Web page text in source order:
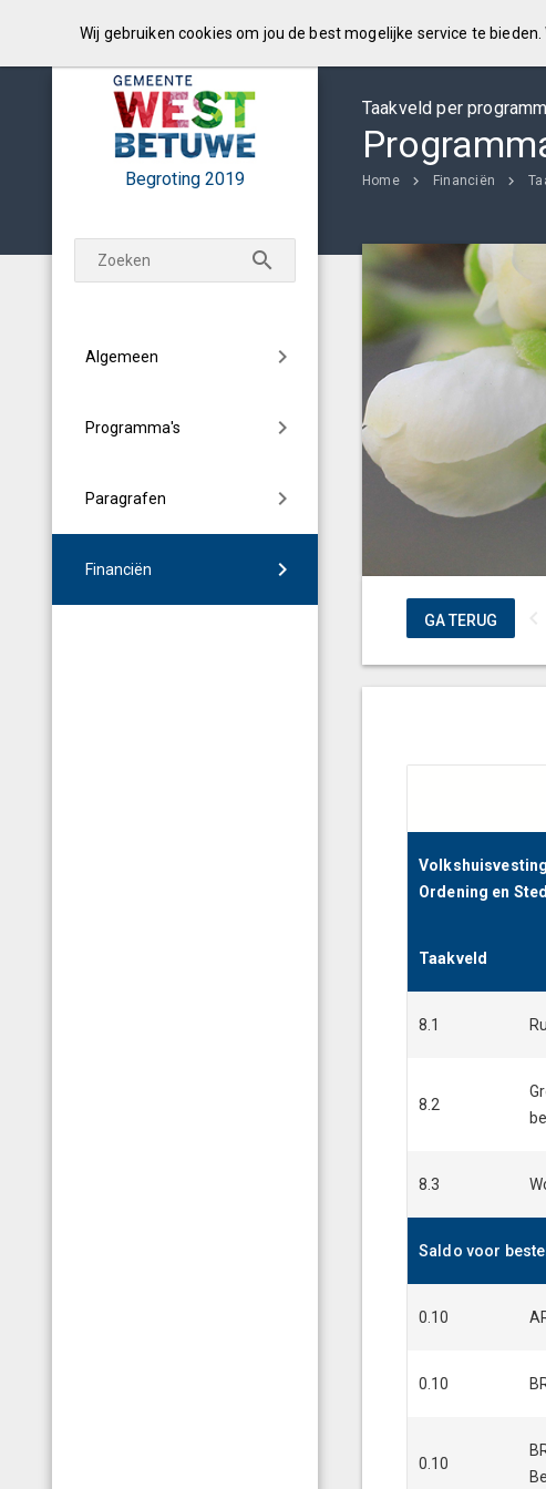
Begroting 2019
Algemeen
Programma's
Paragrafen
Financiën
Taakveld per
Home Financiën
Ordening en
Taakveld
8.1
8.2
8.3
Saldo voor
0.10
0.10
0.10
Wij gebruiken cookies om jou de best mogelijke service te